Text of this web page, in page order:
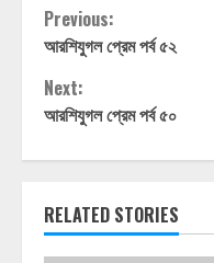
Continue
Reading
Previous:
আরশিযুগল প্রেম পর্ব ৫২
Next:
আরশিযুগল প্রেম পর্ব ৫০
RELATED STORIES